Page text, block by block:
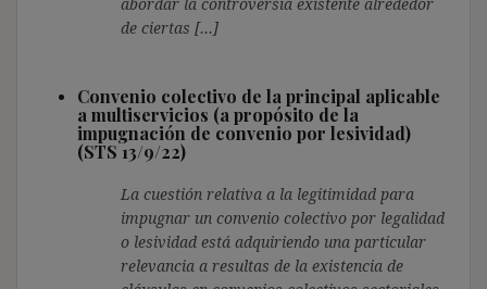
de ciertas […]
Convenio colectivo de la principal aplicable
a multiservicios (a propósito de la
impugnación de convenio por lesividad)
(STS 13/9/22)
La cuestión relativa a la legitimidad para
impugnar un convenio colectivo por legalidad
o lesividad está adquiriendo una particular
relevancia a resultas de la existencia de